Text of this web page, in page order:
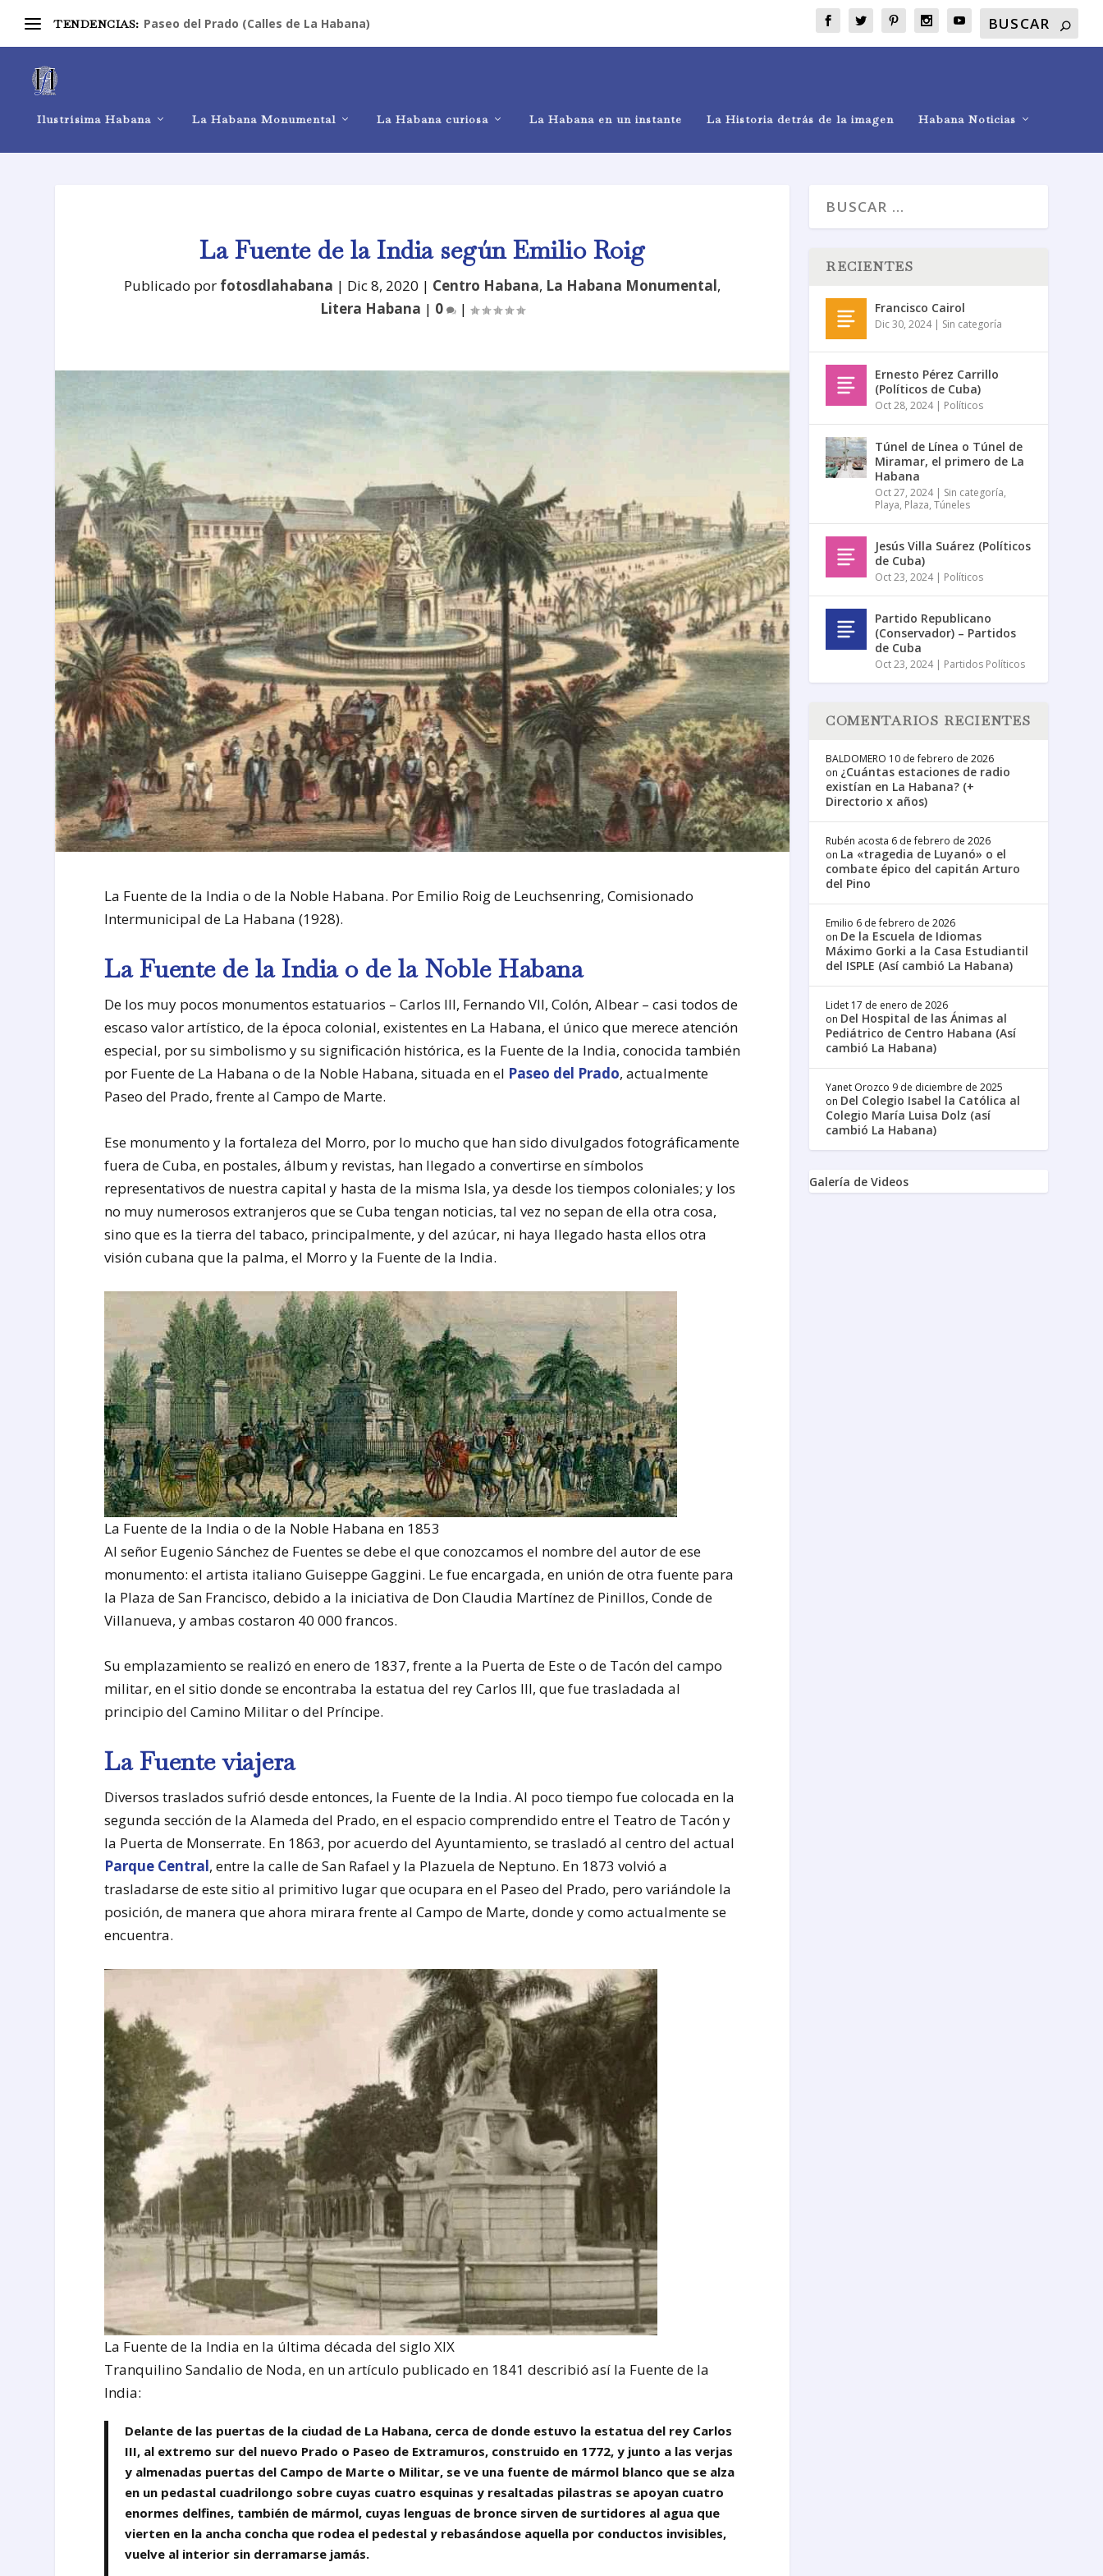
TENDENCIAS: Paseo del Prado (Calles de La Habana)
Ilustrísima Habana La Habana Monumental La Habana curiosa La Habana en un instante La Historia detrás de la imagen Habana Noticias
La Fuente de la India según Emilio Roig
Publicado por fotosdlahabana | Dic 8, 2020 | Centro Habana, La Habana Monumental,
Litera Habana | 0 |
La Fuente de la India o de la Noble Habana. Por Emilio Roig de Leuchsenring, Comisionado
Intermunicipal de La Habana (1928).
La Fuente de la India o de la Noble Habana
De los muy pocos monumentos estatuarios – Carlos III, Fernando VII, Colón, Albear – casi todos de
escaso valor artístico, de la época colonial, existentes en La Habana, el único que merece atención
especial, por su simbolismo y su significación histórica, es la Fuente de la India, conocida también
por Fuente de La Habana o de la Noble Habana, situada en el Paseo del Prado, actualmente
Paseo del Prado, frente al Campo de Marte.
Ese monumento y la fortaleza del Morro, por lo mucho que han sido divulgados fotográficamente
fuera de Cuba, en postales, álbum y revistas, han llegado a convertirse en símbolos
representativos de nuestra capital y hasta de la misma Isla, ya desde los tiempos coloniales; y los
no muy numerosos extranjeros que se Cuba tengan noticias, tal vez no sepan de ella otra cosa,
sino que es la tierra del tabaco, principalmente, y del azúcar, ni haya llegado hasta ellos otra
visión cubana que la palma, el Morro y la Fuente de la India.
La Fuente de la India o de la Noble Habana en 1853
Al señor Eugenio Sánchez de Fuentes se debe el que conozcamos el nombre del autor de ese
monumento: el artista italiano Guiseppe Gaggini. Le fue encargada, en unión de otra fuente para
la Plaza de San Francisco, debido a la iniciativa de Don Claudia Martínez de Pinillos, Conde de
Villanueva, y ambas costaron 40 000 francos.
Su emplazamiento se realizó en enero de 1837, frente a la Puerta de Este o de Tacón del campo
militar, en el sitio donde se encontraba la estatua del rey Carlos III, que fue trasladada al
principio del Camino Militar o del Príncipe.
La Fuente viajera
Diversos traslados sufrió desde entonces, la Fuente de la India. Al poco tiempo fue colocada en la
segunda sección de la Alameda del Prado, en el espacio comprendido entre el Teatro de Tacón y
la Puerta de Monserrate. En 1863, por acuerdo del Ayuntamiento, se trasladó al centro del actual
Parque Central, entre la calle de San Rafael y la Plazuela de Neptuno. En 1873 volvió a
trasladarse de este sitio al primitivo lugar que ocupara en el Paseo del Prado, pero variándole la
posición, de manera que ahora mirara frente al Campo de Marte, donde y como actualmente se
encuentra.
La Fuente de la India en la última década del siglo XIX
Tranquilino Sandalio de Noda, en un artículo publicado en 1841 describió así la Fuente de la
India:
Delante de las puertas de la ciudad de La Habana, cerca de donde estuvo la estatua del rey Carlos
III, al extremo sur del nuevo Prado o Paseo de Extramuros, construido en 1772, y junto a las verjas
y almenadas puertas del Campo de Marte o Militar, se ve una fuente de mármol blanco que se alza
en un pedastal cuadrilongo sobre cuyas cuatro esquinas y resaltadas pilastras se apoyan cuatro
enormes delfines, también de mármol, cuyas lenguas de bronce sirven de surtidores al agua que
vierten en la ancha concha que rodea el pedestal y rebasándose aquella por conductos invisibles,
vuelve al interior sin derramarse jamás.
RECIENTES
Francisco Cairol
Dic 30, 2024| Sin categoría
Ernesto Pérez Carrillo
(Políticos de Cuba)
Oct 28, 2024| Políticos
Túnel de Línea o Túnel de
Miramar, el primero de La
Habana
Oct 27, 2024| Sin categoría,
Playa, Plaza,Túneles
Jesús Villa Suárez (Políticos
de Cuba)
Oct 23, 2024| Políticos
Partido Republicano
(Conservador) – Partidos
de Cuba
Oct 23, 2024| Partidos Políticos
COMENTARIOS RECIENTES
BALDOMERO 10 de febrero de 2026
on ¿Cuántas estaciones de radio
existían en La Habana? (+
Directorio x años)
Rubén acosta 6 de febrero de 2026
on La «tragedia de Luyanó» o el
combate épico del capitán Arturo
del Pino
Emilio 6 de febrero de 2026
on De la Escuela de Idiomas
Máximo Gorki a la Casa Estudiantil
del ISPLE (Así cambió La Habana)
Lidet 17 de enero de 2026
on Del Hospital de las Ánimas al
Pediátrico de Centro Habana (Así
cambió La Habana)
Yanet Orozco 9 de diciembre de 2025
on Del Colegio Isabel la Católica al
Colegio María Luisa Dolz (así
cambió La Habana)
Galería de Videos